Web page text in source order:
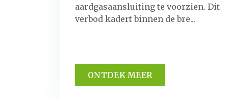
aardgasaansluiting te voorzien. Dit
verbod kadert binnen de bre...
ONTDEK MEER